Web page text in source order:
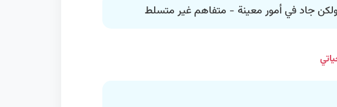
جاد في أمور معينة - متفاهم غير متسلط